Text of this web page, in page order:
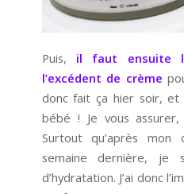
Puis, il faut ensuite
l’excédent de crème
donc fait ça hier soir,
bébé ! Je vous
Surtout qu’après
semaine dernière, je
d’hydratation. J’ai donc